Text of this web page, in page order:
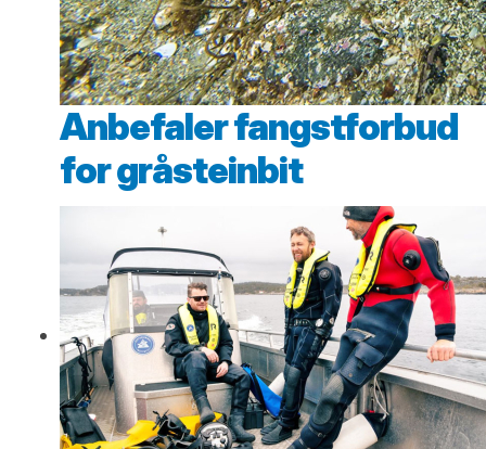
Anbefaler fangstforbud
for gråsteinbit